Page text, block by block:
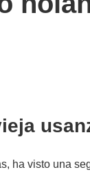
ha visto una